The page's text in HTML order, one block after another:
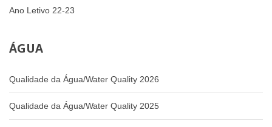
Ano Letivo 22-23
ÁGUA
Qualidade da Água/Water Quality 2026
Qualidade da Água/Water Quality 2025